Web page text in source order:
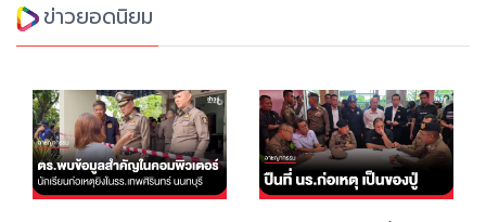
ข่าวยอดนิยม